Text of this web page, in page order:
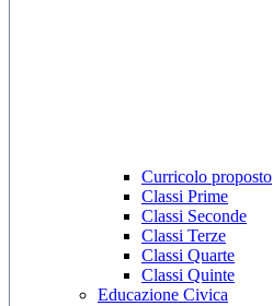
Curricolo proposto
Classi Prime
Classi Seconde
Classi Terze
Classi Quarte
Classi Quinte
Educazione Civica